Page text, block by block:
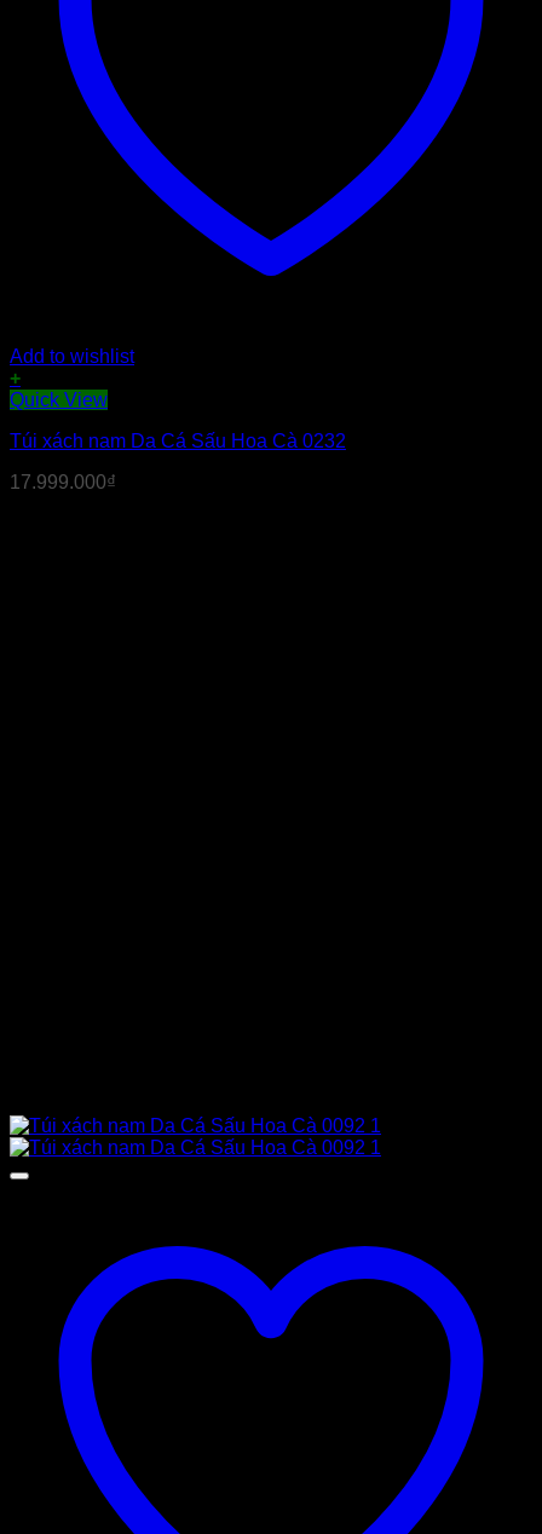
Add to wishlist
+
Quick View
Túi xách nam Da Cá Sấu Hoa Cà 0232
17.999.000₫